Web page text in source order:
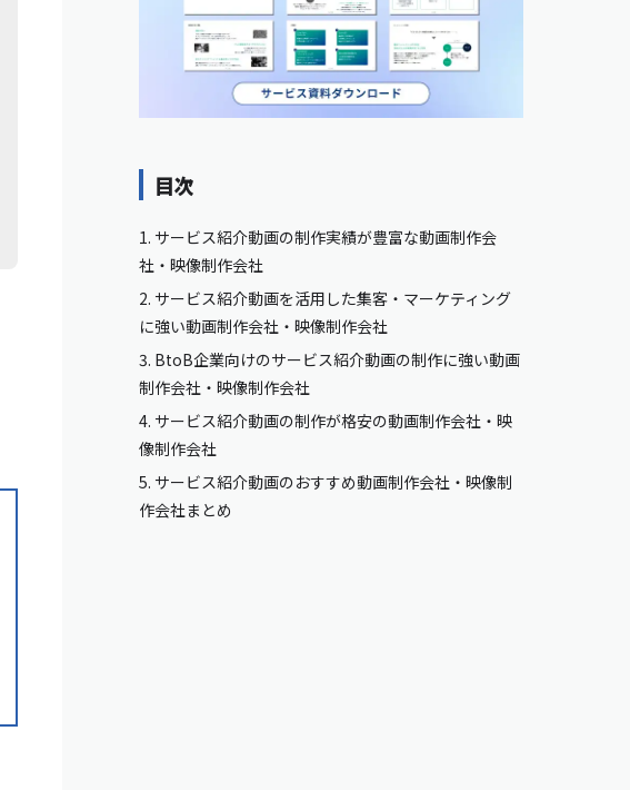
目次
1. サービス紹介動画の制作実績が豊富な動画制作会
社・映像制作会社
2. サービス紹介動画を活用した集客・マーケティング
に強い動画制作会社・映像制作会社
3. BtoB企業向けのサービス紹介動画の制作に強い動画
制作会社・映像制作会社
4. サービス紹介動画の制作が格安の動画制作会社・映
像制作会社
5. サービス紹介動画のおすすめ動画制作会社・映像制
作会社まとめ